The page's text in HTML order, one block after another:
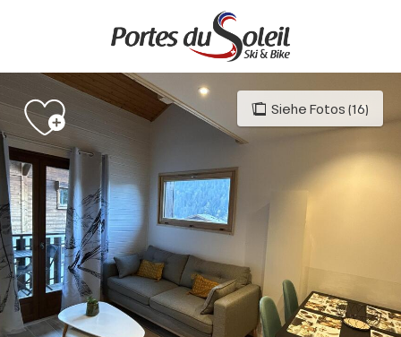
principal
Siehe Fotos (16)